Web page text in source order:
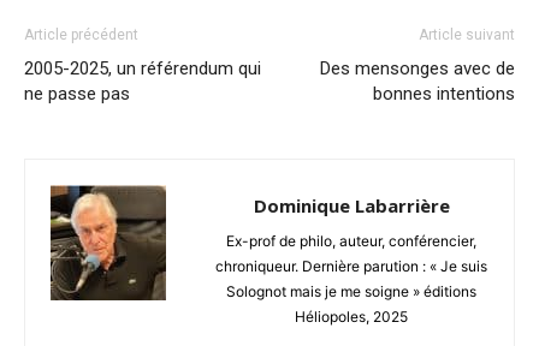
Article précédent
2005-2025, un référendum qui
ne passe pas
Article suivant
Des mensonges avec de
bonnes intentions
Dominique Labarrière
Ex-prof de philo, auteur, conférencier,
chroniqueur. Dernière parution : « Je suis
Solognot mais je me soigne » éditions
Héliopoles, 2025